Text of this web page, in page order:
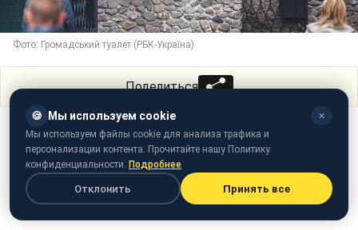
Фото: Громадський туалет (РБК-Україна)
Поделиться
🍪 Мы используем cookie ✕
Мы используем файлы cookie для анализа трафика и
персонализации контента. Прочитайте нашу Политику
конфиденциальности. Подробнее
Отклонить Принять все